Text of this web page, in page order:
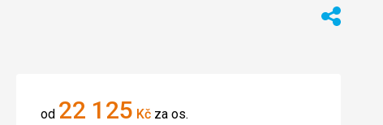
Sdílet
od 22 125 Kč za os.